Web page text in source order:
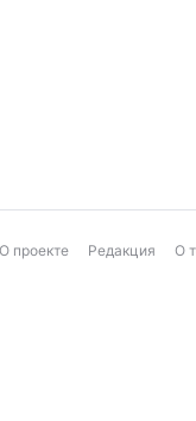
О проекте Редакция О